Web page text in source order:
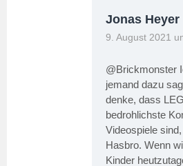
Jonas Heyer
9. August 2021
@Brickmonster
jemand dazu
denke, dass
bedrohlichste
Videospiele
Hasbro. Wenn
Kinder